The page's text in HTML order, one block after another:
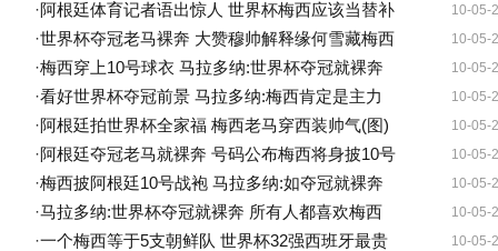
10-05-
·阿根廷体育记者语出惊人 世界杯梅西应该当替补
10-05-
·世界杯夺冠老马裸奔 大赞穆帅解释缘何雪藏梅西
10-05-
·梅西穿上10号球衣 马拉多纳:世界杯夺冠就裸奔
10-05-
·看好世界杯夺冠前景 马拉多纳:梅西肯定是主力
10-05-
·阿根廷拍世界杯全家福 梅西老马穿西装帅气(图)
10-05-
·阿根廷夺冠老马就裸奔 号码公布梅西将身披10号
10-05-
·梅西披阿根廷10号战袍 马拉多纳:如夺冠就裸奔
10-05-
·马拉多纳:世界杯夺冠就裸奔 所有人都喜欢梅西
10-05-
·一个梅西等于5支朝鲜队 世界杯32强西班牙最贵